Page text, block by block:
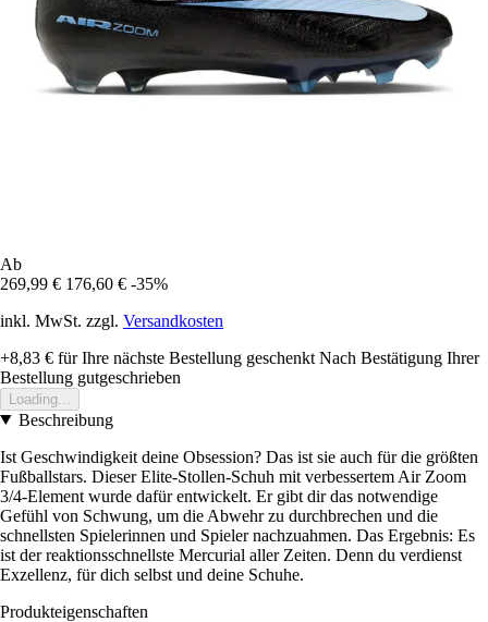
Ab
269,99 € 176,60 € -35%
inkl. MwSt. zzgl. Versandkosten
+8,83 € für Ihre nächste Bestellung geschenkt Nach Bestätigung Ihrer
Bestellung gutgeschrieben
Loading...
Beschreibung
Ist Geschwindigkeit deine Obsession? Das ist sie auch für die größten
Fußballstars. Dieser Elite-Stollen-Schuh mit verbessertem Air Zoom
3/4-Element wurde dafür entwickelt. Er gibt dir das notwendige
Gefühl von Schwung, um die Abwehr zu durchbrechen und die
schnellsten Spielerinnen und Spieler nachzuahmen. Das Ergebnis: Es
ist der reaktionsschnellste Mercurial aller Zeiten. Denn du verdienst
Exzellenz, für dich selbst und deine Schuhe.
Produkteigenschaften